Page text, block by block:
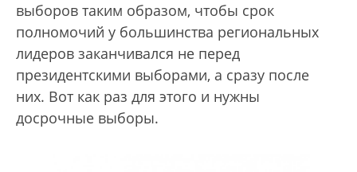
выборов таким образом, чтобы срок
полномочий у большинства региональных
лидеров заканчивался не перед
президентскими выборами, а сразу после
них. Вот как раз для этого и нужны
досрочные выборы.